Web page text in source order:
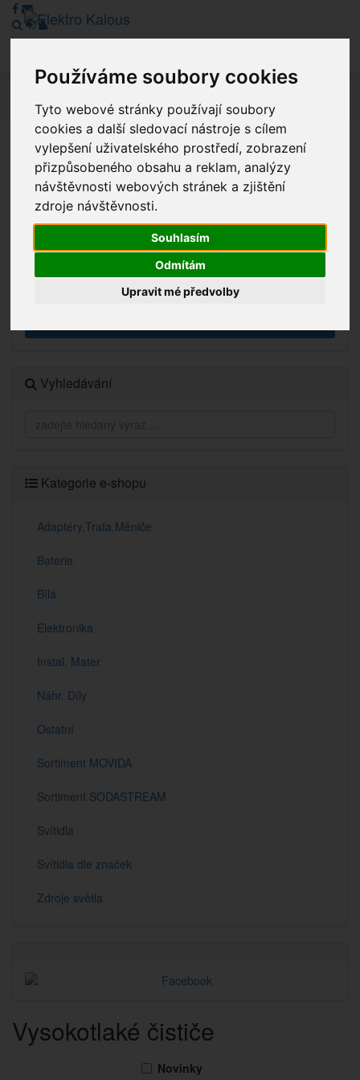
Používáme soubory cookies
Tyto webové stránky používají soubory
cookies a další sledovací nástroje s cílem
vylepšení uživatelského prostředí, zobrazení
přizpůsobeného obsahu a reklam, analýzy
návštěvnosti webových stránek a zjištění
zdroje návštěvnosti.
Souhlasím
Odmítám
Upravit mé předvolby
Vážení zákazníci, v tuto chvíli je Náš internetový obchod v
režimu Katalogu. Objednávky on-line nyní nelze vyřídit.
Děkujeme za pochopení.
Výprodej
Vyhledávání
Kategorie e-shopu
Adaptéry,Trafa,Měniče
Baterie
Bílá
Elektronika
Instal. Mater
Náhr. Díly
Ostatní
Sortiment MOVIDA
Sortiment SODASTREAM
Svítidla
Svítidla dle značek
Zdroje světla
Vysokotlaké čističe
Novinky